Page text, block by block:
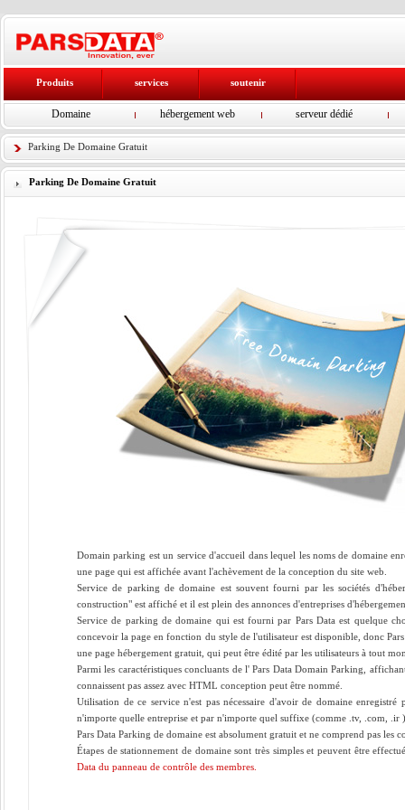
Produits services soutenir
Domaine hébergement web serveur dédié
Parking De Domaine Gratuit
Parking De Domaine Gratuit
Domain parking est un service d'accueil dans lequel les noms de domaine
une page qui est affichée avant l'achèvement de la conception du site web.
Service de parking de domaine est souvent fourni par les sociétés
construction" est affiché et il est plein des annonces d'entreprises
Service de parking de domaine qui est fourni par Pars Data est quelque
concevoir la page en fonction du style de l'utilisateur est disponible, donc
une page hébergement gratuit, qui peut être édité par les utilisateurs à tout
Parmi les caractéristiques concluants de l' Pars Data Domain Parking,
connaissent pas assez avec HTML conception peut être nommé.
Utilisation de ce service n'est pas nécessaire d'avoir de domaine
n'importe quelle entreprise et par n'importe quel suffixe (comme .tv, .com,
Pars Data Parking de domaine est absolument gratuit et ne comprend pas les
Étapes de stationnement de domainesont très simples et peuvent être
Data du panneau de contrôle des membres.